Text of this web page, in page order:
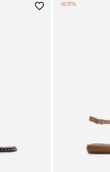
-63%